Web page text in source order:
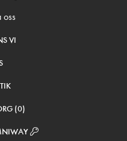
oss
VI
(0)